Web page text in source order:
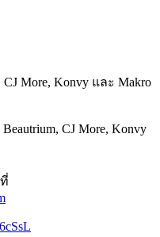
More, Konvy และ Makro